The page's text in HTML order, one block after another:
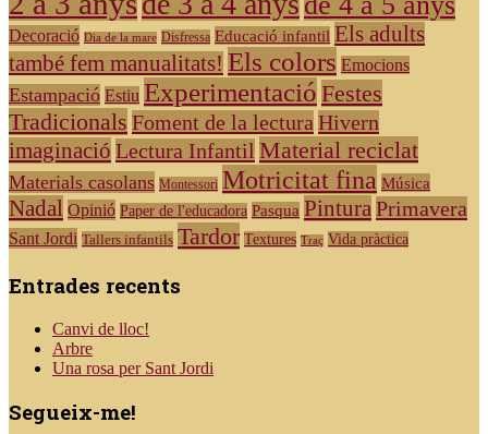
Decoració Dia de la mare Disfressa Educació infantil Els adults
també fem manualitats! Els colors Emocions
Estampació Estiu Experimentació Festes
Tradicionals Foment de la lectura Hivern
imaginació Lectura Infantil Material reciclat
Materials casolans Montessori Motricitat fina Música
Nadal Opinió Paper de l'educadora Pasqua PinturaPrimavera
Sant Jordi Tallers infantils Tardor Textures Traç Vida pràctica
Entrades recents
Canvi de lloc!
Arbre
Una rosa per Sant Jordi
Segueix-me!